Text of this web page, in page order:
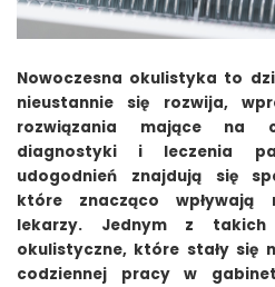
Nowoczesna okulistyka to
nieustannie się rozwija,
rozwiązania mające na
diagnostyki i leczenia
udogodnień znajdują się
które znacząco wpływają
lekarzy. Jednym z
okulistyczne, które stały się
codziennej pracy w